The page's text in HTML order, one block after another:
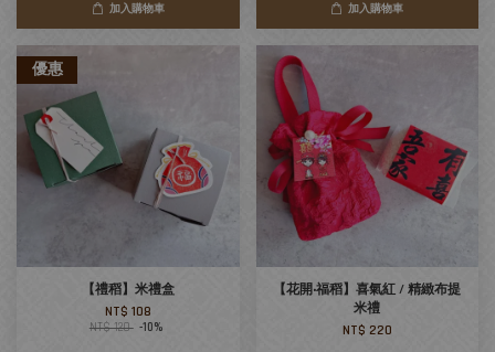
加入購物車 加入購物車
優惠
【禮稻】米禮盒
NT$ 108
NT$ 120 -10%
【花開‧福稻】喜氣紅 / 精緻布提
米禮
NT$ 220